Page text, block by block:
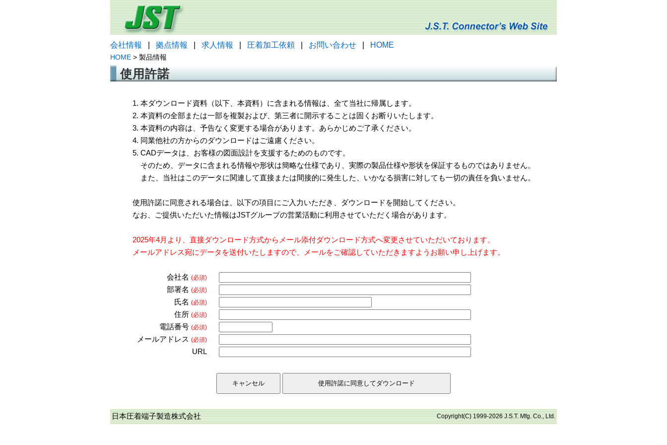
会社情報 拠点情報 求人情報 圧着加工依頼 お問い合わせ HOME
HOME > 製品情報
使用許諾
1. 本ダウンロード資料（以下、本資料）に含まれる情報は、全て当社に帰属します。
2. 本資料の全部または一部を複製および、第三者に開示することは固くお断りいたします。
3. 本資料の内容は、予告なく変更する場合があります。あらかじめご了承ください。
4. 同業他社の方からのダウンロードはご遠慮ください。
5. CADデータは、お客様の図面設計を支援するためのものです。
そのため、データに含まれる情報や形状は簡略な仕様であり、実際の製品仕様や形状を保証するものではありません。
また、当社はこのデータに関連して直接または間接的に発生した、いかなる損害に対しても一切の責任を負いません。
使用許諾に同意される場合は、以下の項目にご入力いただき、ダウンロードを開始してください。
なお、ご提供いただいた情報はJSTグループの営業活動に利用させていただく場合があります。
2025年4月より、直接ダウンロード方式からメール添付ダウンロード方式へ変更させていただいております。
メールアドレス宛にデータを送付いたしますので、メールをご確認していただきますようお願い申し上げます。
会社名 (必須)
部署名 (必須)
氏名 (必須)
住所 (必須)
電話番号 (必須)
メールアドレス (必須)
URL
日本圧着端子製造株式会社 Copyright(C) 1999-2026 J.S.T. Mfg. Co., Ltd.